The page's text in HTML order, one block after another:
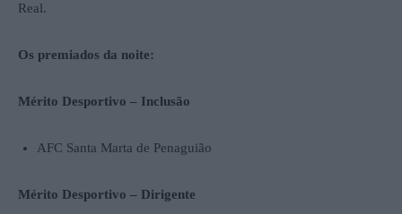
Real.
Os premiados da noite:
Mérito Desportivo – Inclusão
AFC Santa Marta de Penaguião
Mérito Desportivo – Dirigente